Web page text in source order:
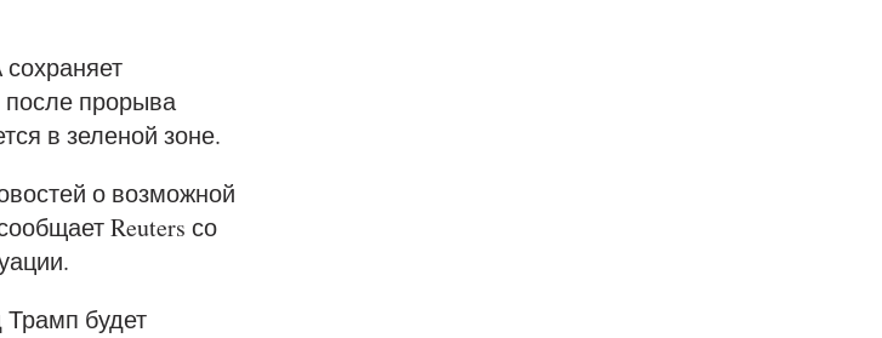
прорыва
в зеленой зоне.
о возможной
Reuters со
будет